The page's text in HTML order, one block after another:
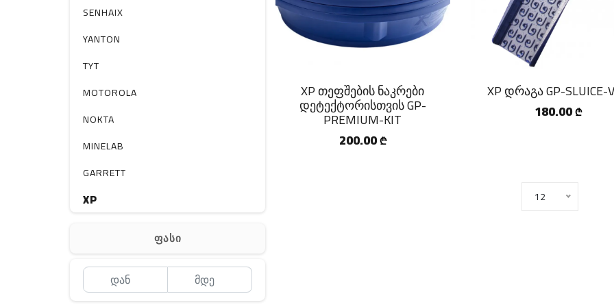
სხვა
SENHAIX
YANTON
TYT
MOTOROLA
NOKTA
MINELAB
GARRETT
XP
ფასი
XP თეფშების ნაკრები
დეტექტორისთვის GP-
PREMIUM-KIT
200.00 ₾
XP დრაგა GP-SLUICE-
180.00 ₾
12